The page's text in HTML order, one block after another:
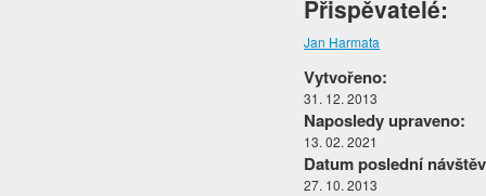
Přispěvatelé:
Jan Harmata
Vytvořeno:
31. 12. 2013
Naposledy upraveno:
13. 02. 2021
Datum poslední
27. 10. 2013